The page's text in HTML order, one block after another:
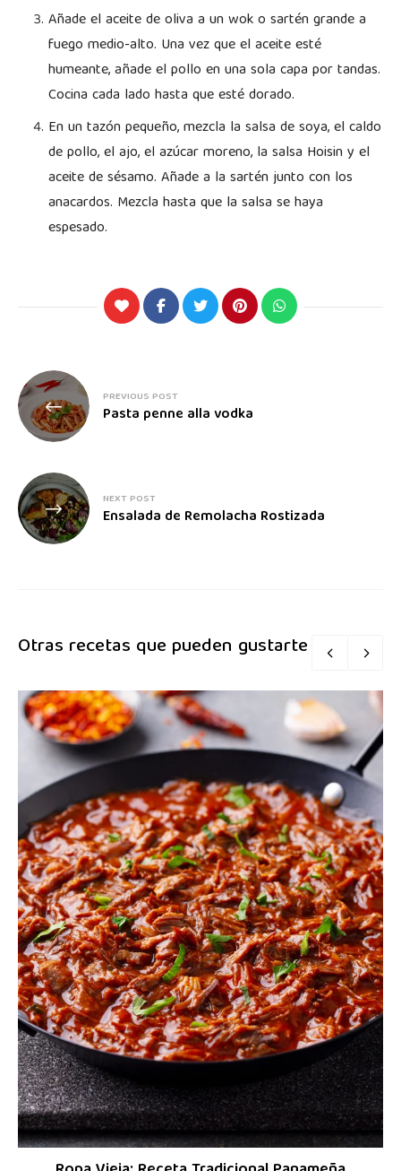
Añade el aceite de oliva a un wok o sartén grande a
fuego medio-alto. Una vez que el aceite esté
humeante, añade el pollo en una sola capa por tandas.
Cocina cada lado hasta que esté dorado.
En un tazón pequeño, mezcla la salsa de soya, el caldo
de pollo, el ajo, el azúcar moreno, la salsa Hoisin y el
aceite de sésamo. Añade a la sartén junto con los
anacardos. Mezcla hasta que la salsa se haya
espesado.
PREVIOUS POST
Pasta penne alla vodka
NEXT POST
Ensalada de Remolacha Rostizada
Otras recetas que pueden gustarte